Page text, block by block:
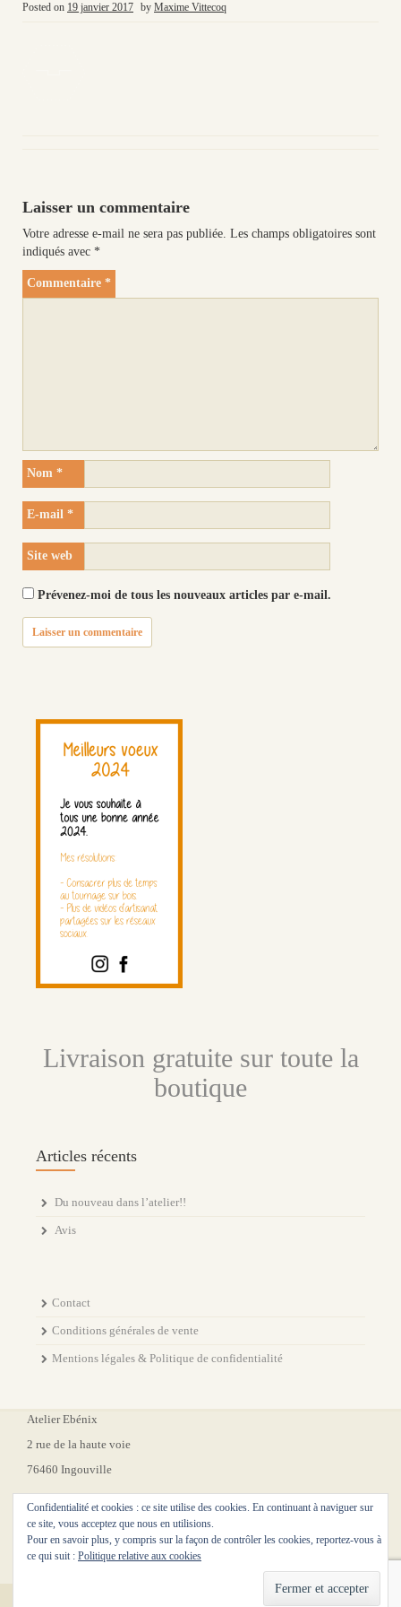
Posted on 19 janvier 2017 by Maxime Vittecoq
Laisser un commentaire
Votre adresse e-mail ne sera pas publiée. Les champs obligatoires sont
indiqués avec *
Commentaire *
Nom *
E-mail *
Site web
Prévenez-moi de tous les nouveaux articles par e-mail.
Livraison gratuite sur toute la
boutique
Articles récents
Du nouveau dans l’atelier!!
Avis
Contact
Conditions générales de vente
Mentions légales & Politique de confidentialité
Atelier Ebénix
2 rue de la haute voie
76460 Ingouville
Confidentialité et cookies : ce site utilise des cookies. En continuant à naviguer sur
ce site, vous acceptez que nous en utilisions.
Pour en savoir plus, y compris sur la façon de contrôler les cookies, reportez-vous à
ce qui suit : Politique relative aux cookies